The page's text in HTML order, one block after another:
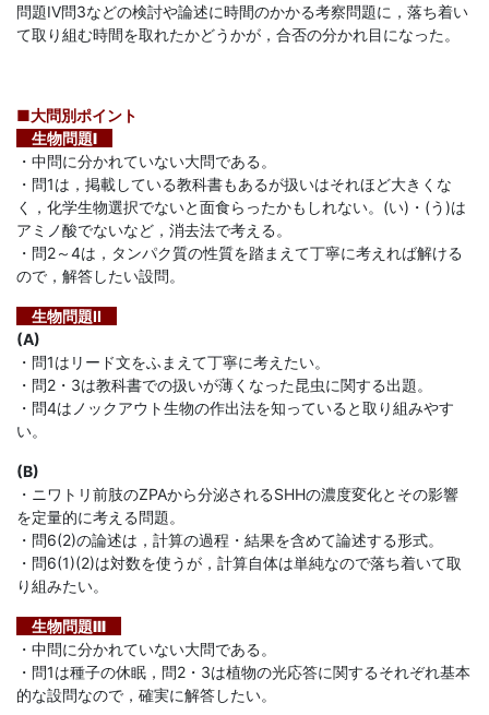
受
攻
略
法」
を
提
供
し
ま
す。
問題IV問3などの検討や論述に時間のかかる考察問題に，落ち着い
て取り組む時間を取れたかどうかが，合否の分かれ目になった。
■大問別ポイント
生物問題I
・中問に分かれていない大問である。
・問1は，掲載している教科書もあるが扱いはそれほど大きくな
く，化学生物選択でないと面食らったかもしれない。(い)・(う)は
アミノ酸でないなど，消去法で考える。
・問2～4は，タンパク質の性質を踏まえて丁寧に考えれば解ける
ので，解答したい設問。
生物問題II
(A)
・問1はリード文をふまえて丁寧に考えたい。
・問2・3は教科書での扱いが薄くなった昆虫に関する出題。
・問4はノックアウト生物の作出法を知っていると取り組みやす
い。
(B)
・ニワトリ前肢のZPAから分泌されるSHHの濃度変化とその影響
を定量的に考える問題。
・問6(2)の論述は，計算の過程・結果を含めて論述する形式。
・問6(1)(2)は対数を使うが，計算自体は単純なので落ち着いて取
り組みたい。
生物問題III
・中問に分かれていない大問である。
・問1は種子の休眠，問2・3は植物の光応答に関するそれぞれ基本
的な設問なので，確実に解答したい。